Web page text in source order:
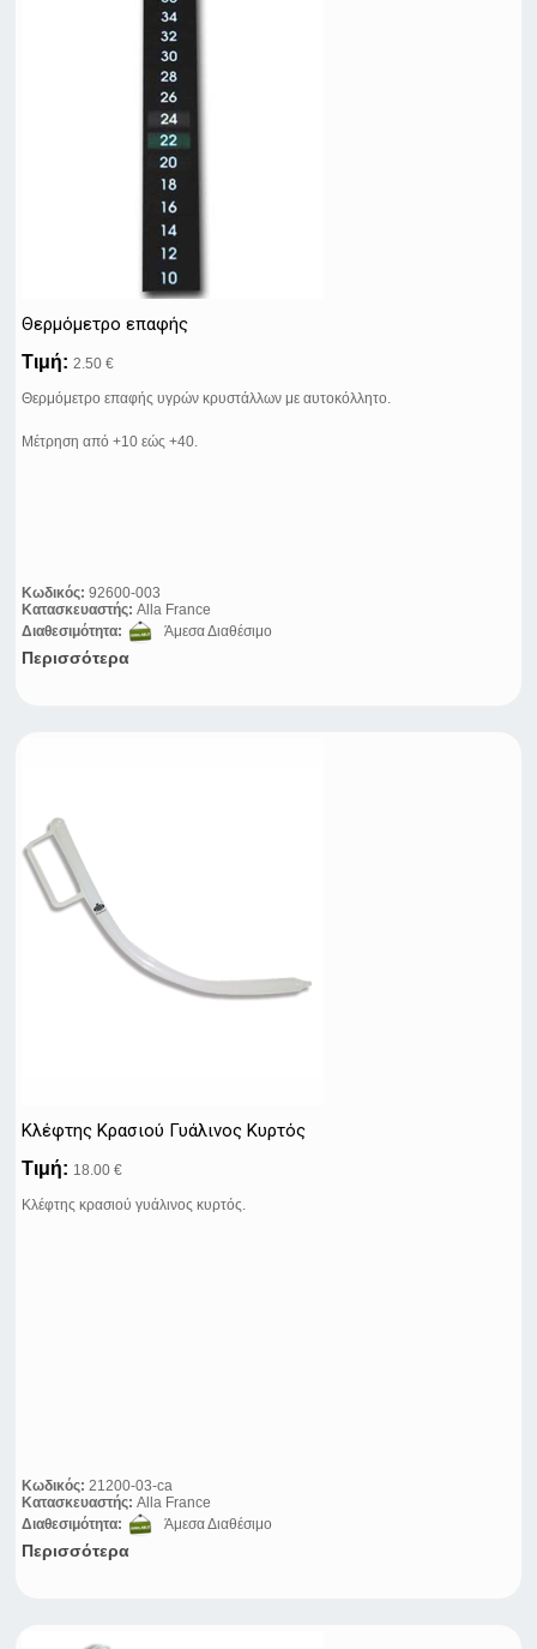
Θερμόμετρο επαφής
Τιμή: 2.50 €
Θερμόμετρο επαφής υγρών κρυστάλλων με αυτοκόλλητο.
Μέτρηση από +10 εώς +40.
Κωδικός: 92600-003
Κατασκευαστής: Alla France
Διαθεσιμότητα:
Άμεσα Διαθέσιμο
Περισσότερα
Κλέφτης Κρασιού Γυάλινος Κυρτός
Τιμή: 18.00 €
Κλέφτης κρασιού γυάλινος κυρτός.
Κωδικός: 21200-03-ca
Κατασκευαστής: Alla France
Διαθεσιμότητα:
Άμεσα Διαθέσιμο
Περισσότερα